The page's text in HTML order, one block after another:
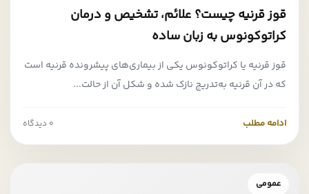
قوز قرنیه چیست؟ علائم، تشخیص و درمان
کراتوکونوس به زبان ساده
قوز قرنیه یا کراتوکونوس یکی از بیماری‌های پیشرونده قرنیه است
که در آن قرنیه به‌تدریج نازک شده و شکل آن از حالت...
ادامه مطلب 0 دیدگاه
عمومی